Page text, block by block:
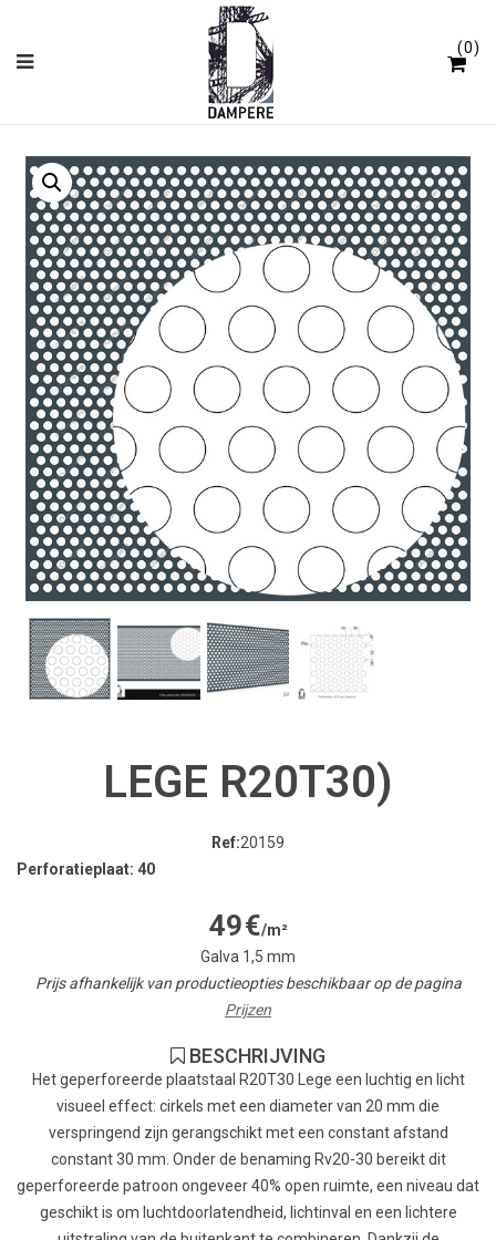
0
LEGE R20T30)
Ref:20159
Perforatieplaat: 40
49€/m²
Galva 1,5 mm
Prijs afhankelijk van productieopties beschikbaar op de pagina
Prijzen
BESCHRIJVING
Het geperforeerde plaatstaal R20T30 Lege een luchtig en licht
visueel effect: cirkels met een diameter van 20 mm die
verspringend zijn gerangschikt met een constant afstand
constant 30 mm. Onder de benaming Rv20-30 bereikt dit
geperforeerde patroon ongeveer 40% open ruimte, een niveau dat
geschikt is om luchtdoorlatendheid, lichtinval en een lichtere